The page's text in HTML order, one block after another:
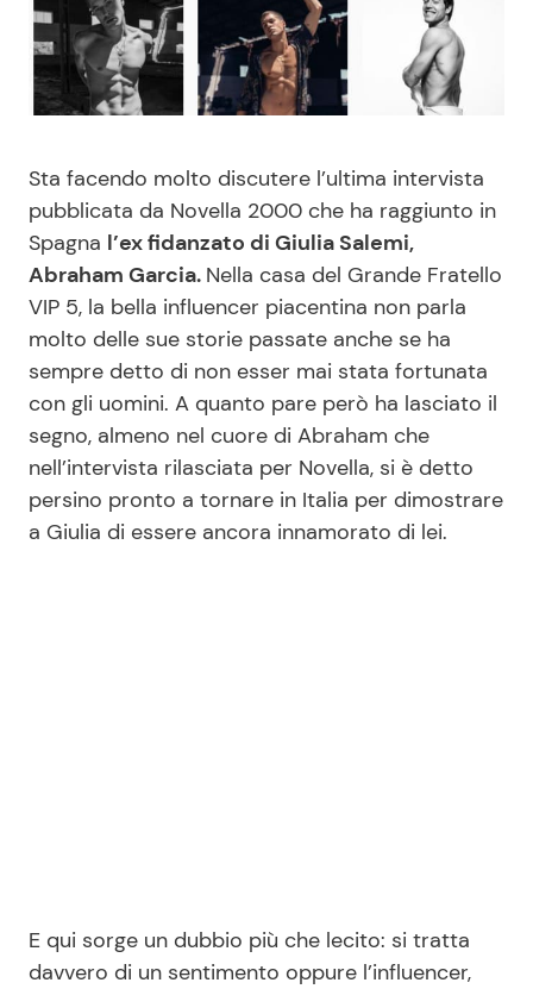
Benessere
Casa
Mondo Mamma
News benessere
Viaggi e Turismo
Festività
Cucina e Ricette
Consigli di Cucina
Le Ricette in TV
Primi Piatti
Ricette Facili e Veloci
Ricette Feste
Ricette per Bambini
Pubblicità
Sta facendo molto discutere l’ultima intervista
pubblicata da Novella 2000 che ha raggiunto in
Spagna l’ex fidanzato di Giulia Salemi,
Abraham Garcia. Nella casa del Grande Fratello
VIP 5, la bella influencer piacentina non parla
molto delle sue storie passate anche se ha
sempre detto di non esser mai stata fortunata
con gli uomini. A quanto pare però ha lasciato il
segno, almeno nel cuore di Abraham che
nell’intervista rilasciata per Novella, si è detto
persino pronto a tornare in Italia per dimostrare
a Giulia di essere ancora innamorato di lei.
E qui sorge un dubbio più che lecito: si tratta
davvero di un sentimento oppure l’influencer,